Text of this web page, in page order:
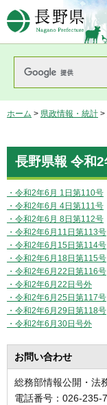
長
ホーム > 県政情報・統計 >
長野県報 令和
・令和2年6月 1日第110号
・令和2年6月 4日第111号
・令和2年6月 8日第112号
・令和2年6月11日第113号
・令和2年6月15日第114号
・令和2年6月18日第115号
・令和2年6月22日第116号
・令和2年6月22日号外
・令和2年6月25日第117号
・令和2年6月29日第118号
・令和2年6月30日号外
お問い合わせ
総務部情報公開・法
電話番号：026-235-